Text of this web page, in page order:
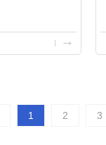
1 2 3